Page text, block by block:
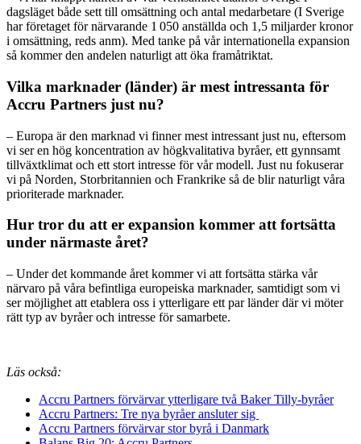
dagsläget både sett till omsättning och antal medarbetare (I Sverige
har företaget för närvarande 1 050 anställda och 1,5 miljarder kronor
i omsättning, reds anm). Med tanke på vår internationella expansion
så kommer den andelen naturligt att öka framåtriktat.
Vilka marknader (länder) är mest intressanta för
Accru Partners just nu?
– Europa är den marknad vi finner mest intressant just nu, eftersom
vi ser en hög koncentration av högkvalitativa byråer, ett gynnsamt
tillväxtklimat och ett stort intresse för vår modell. Just nu fokuserar
vi på Norden, Storbritannien och Frankrike så de blir naturligt våra
prioriterade marknader.
Hur tror du att er expansion kommer att fortsätta
under närmaste året?
– Under det kommande året kommer vi att fortsätta stärka vår
närvaro på våra befintliga europeiska marknader, samtidigt som vi
ser möjlighet att etablera oss i ytterligare ett par länder där vi möter
rätt typ av byråer och intresse för samarbete.
Läs också:
Accru Partners förvärvar ytterligare två Baker Tilly-byråer
Accru Partners: Tre nya byråer ansluter sig
Accru Partners förvärvar stor byrå i Danmark